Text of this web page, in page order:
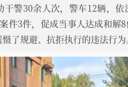
干警30余人次，警车12辆，依
件3件，促成当事人达成和解
了规避、抗拒执行的违法行为